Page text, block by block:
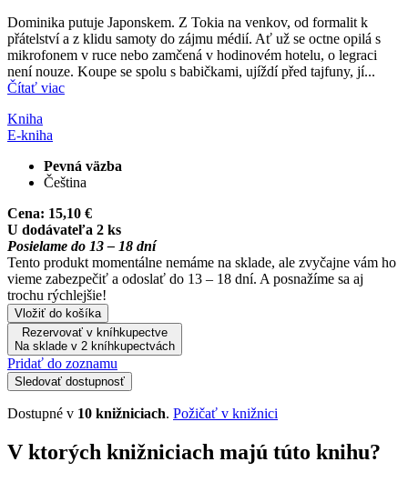
Dominika putuje Japonskem. Z Tokia na venkov, od formalit k
přátelství a z klidu samoty do zájmu médií. Ať už se octne opilá s
mikrofonem v ruce nebo zamčená v hodinovém hotelu, o legraci
není nouze. Koupe se spolu s babičkami, ujíždí před tajfuny, jí...
Čítať viac
Kniha
E-kniha
Pevná väzba
Čeština
Cena: 15,10 €
U dodávateľa 2 ks
Posielame do 13 – 18 dní
Tento produkt momentálne nemáme na sklade, ale zvyčajne vám ho
vieme zabezpečiť a odoslať do 13 – 18 dní. A posnažíme sa aj
trochu rýchlejšie!
Vložiť do košíka
Rezervovať v kníhkupectve
Na sklade v 2 kníhkupectvách
Pridať do zoznamu
Sledovať dostupnosť
Dostupné v 10 knižniciach. Požičať v knižnici
V ktorých knižniciach majú túto knihu?